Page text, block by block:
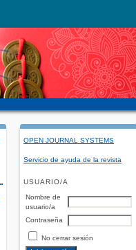
OPEN JOURNAL SYSTEMS
Servicio de ayuda de la revista
USUARIO/A
Nombre de
usuario/a
Contraseña
No cerrar sesión